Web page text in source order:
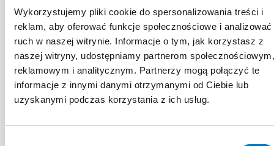
Wykorzystujemy pliki cookie do spersonalizowania treści i
reklam, aby oferować funkcje społecznościowe i analizować
ruch w naszej witrynie. Informacje o tym, jak korzystasz z
naszej witryny, udostępniamy partnerom społecznościowym,
reklamowym i analitycznym. Partnerzy mogą połączyć te
informacje z innymi danymi otrzymanymi od Ciebie lub
uzyskanymi podczas korzystania z ich usług.
MATERIAŁY
EDUKACYJNE
EKSPERTA